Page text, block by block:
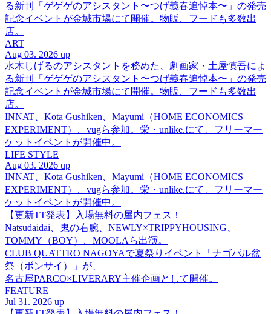
る新刊「ゲゲゲのアシスタント〜つげ義春追悼本〜」の発売
記念イベントが金城市場にて開催。物販、フードも多数出
店。
ART
Aug 03. 2026 up
水木しげるのアシスタントを務めた、劇画家・土屋慎吾によ
る新刊「ゲゲゲのアシスタント〜つげ義春追悼本〜」の発売
記念イベントが金城市場にて開催。物販、フードも多数出
店。
INNAT、Kota Gushiken、Mayumi（HOME ECONOMICS
EXPERIMENT）、vugら参加。栄・unlike.にて、フリーマー
ケットイベントが開催中。
LIFE STYLE
Aug 03. 2026 up
INNAT、Kota Gushiken、Mayumi（HOME ECONOMICS
EXPERIMENT）、vugら参加。栄・unlike.にて、フリーマー
ケットイベントが開催中。
【更新TT発表】入場無料の屋内フェス！
Natsudaidai、鬼の右腕、NEWLY×TRIPPYHOUSING、
TOMMY（BOY）、MOOLAら出演。
CLUB QUATTRO NAGOYAで夏祭りイベント「ナゴパル盆
祭（ボンサイ）」が、
名古屋PARCO×LIVERARY主催企画として開催。
FEATURE
Jul 31. 2026 up